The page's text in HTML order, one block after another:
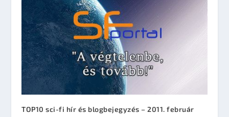
TOP10 sci-fi hír és blogbejegyzés – 2011. február